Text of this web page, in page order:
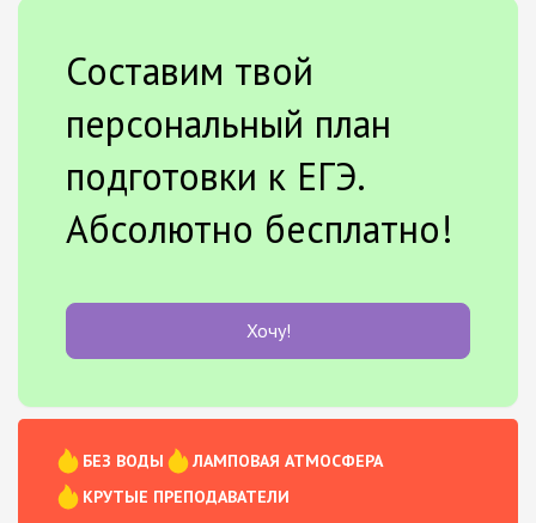
Составим твой
персональный план
подготовки к ЕГЭ.
Абсолютно бесплатно!
Хочу!
БЕЗ ВОДЫ
ЛАМПОВАЯ АТМОСФЕРА
КРУТЫЕ ПРЕПОДАВАТЕЛИ